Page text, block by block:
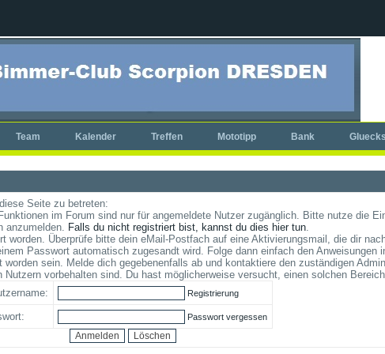
Team Kalender Treffen Mototipp Bank
Seite zu betreten:
im Forum sind nur für angemeldete Nutzer zugänglich. Bitte nutze die
anzumelden. Falls du nicht registriert bist, kannst du dies hier tun.
Überprüfe bitte dein eMail-Postfach auf eine Aktivierungsmail, die dir
Passwort automatisch zugesandt wird. Folge dann einfach den Anweisungen
sein. Melde dich gegebenenfalls ab und kontaktiere den zuständigen
vorbehalten sind. Du hast möglicherweise versucht, einen solchen
Registrierung
Passwort vergessen